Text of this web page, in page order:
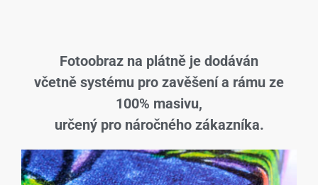
Fotoobraz na plátně je dodáván
včetně systému pro zavěšení a rámu ze
100% masivu,
určený pro náročného zákazníka.